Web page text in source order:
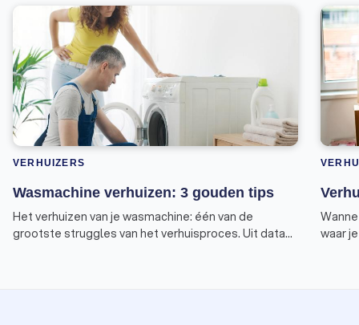
VERHUIZERS
Wasmachine verhuizen: 3 gouden tips
Het verhuizen van je wasmachine: één van de
grootste struggles van het verhuisproces. Uit data
waar